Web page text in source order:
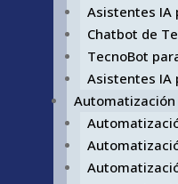
Asistentes IA
Chatbot de
TecnoBot
Asistentes IA
Automatización